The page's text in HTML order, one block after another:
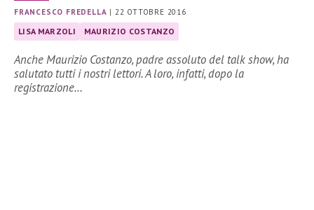
FRANCESCO FREDELLA | 22 OTTOBRE 2016
LISA MARZOLI MAURIZIO COSTANZO
Anche Maurizio Costanzo, padre assoluto del talk show, ha
salutato tutti i nostri lettori. A loro, infatti, dopo la
registrazione…